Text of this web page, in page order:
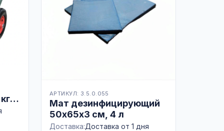
АРТИКУЛ: 3.5.0.055
Мат дезинфицирующий
50х65х3 см, 4 л
Доставка:Доставка от 1 дня